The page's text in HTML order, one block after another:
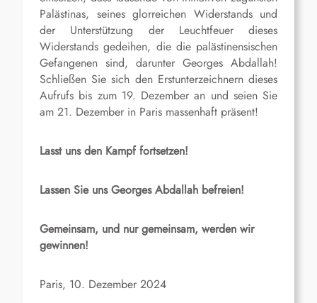
Palästinas, seines glorreichen Widerstands und
der Unterstützung der Leuchtfeuer dieses
Widerstands gedeihen, die die palästinensischen
Gefangenen sind, darunter Georges Abdallah!
Schließen Sie sich den Erstunterzeichnern dieses
Aufrufs bis zum 19. Dezember an und seien Sie
am 21. Dezember in Paris massenhaft präsent!
Lasst uns den Kampf fortsetzen!
Lassen Sie uns Georges Abdallah befreien!
Gemeinsam, und nur gemeinsam, werden wir
gewinnen!
Paris, 10. Dezember 2024